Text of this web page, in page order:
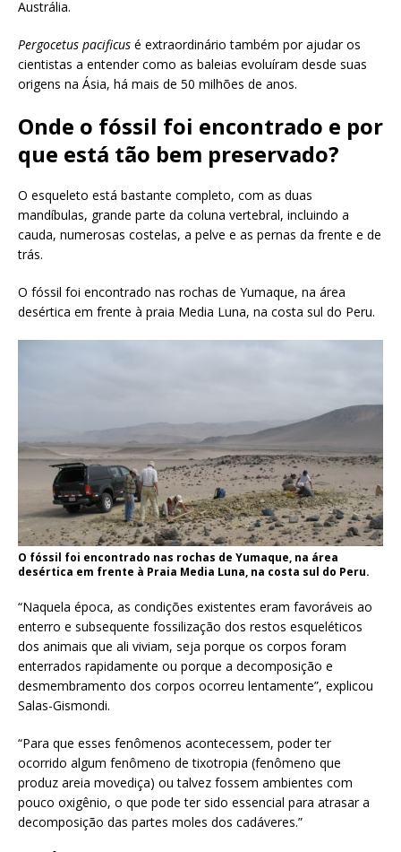
Austrália.
Pergocetus pacificus é extraordinário também por ajudar os
cientistas a entender como as baleias evoluíram desde suas
origens na Ásia, há mais de 50 milhões de anos.
Onde o fóssil foi encontrado e por
que está tão bem preservado?
O esqueleto está bastante completo, com as duas
mandíbulas, grande parte da coluna vertebral, incluindo a
cauda, ​​numerosas costelas, a pelve e as pernas da frente e de
trás.
O fóssil foi encontrado nas rochas de Yumaque, na área
desértica em frente à praia Media Luna, na costa sul do Peru.
O fóssil foi encontrado nas rochas de Yumaque, na área
desértica em frente à Praia Media Luna, na costa sul do Peru.
“Naquela época, as condições existentes eram favoráveis ​​ao
enterro e subsequente fossilização dos restos esqueléticos
dos animais que ali viviam, seja porque os corpos foram
enterrados rapidamente ou porque a decomposição e
desmembramento dos corpos ocorreu lentamente”, explicou
Salas-Gismondi.
“Para que esses fenômenos acontecessem, poder ter
ocorrido algum fenômeno de tixotropia (fenômeno que
produz areia movediça) ou talvez fossem ambientes com
pouco oxigênio, o que pode ter sido essencial para atrasar a
decomposição das partes moles dos cadáveres.”